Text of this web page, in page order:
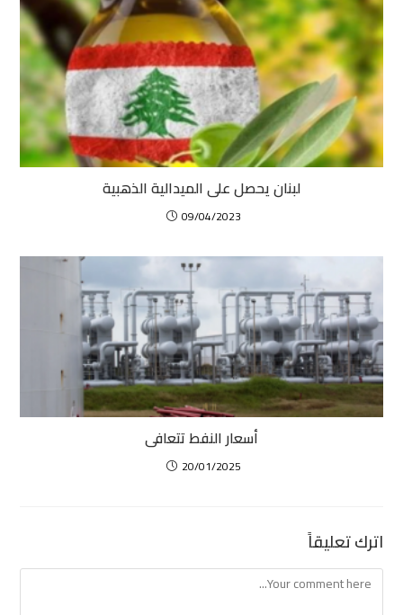
لبنان يحصل على الميدالية الذهبية
09/04/2023
أسعار النفط تتعافى
20/01/2025
اترك تعليقاً